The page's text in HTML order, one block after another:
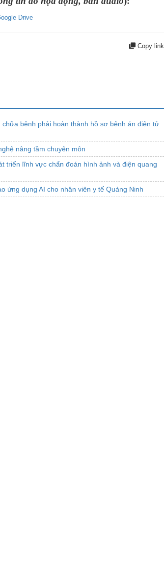
Hiên mô, tạng
Drive
Copy link
chữa bệnh phải hoàn thành hồ sơ bệnh án điện tử
nâng tầm chuyên môn
triển lĩnh vực chẩn đoán hình ảnh và điện quang
ứng dụng AI cho nhân viên y tế Quảng Ninh